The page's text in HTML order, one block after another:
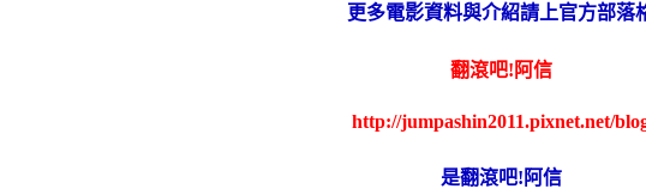
更多電影資料與介紹請上官方部落
翻滾吧!阿信
http://jumpashin2011.pixnet.net/
是翻滾吧!阿信